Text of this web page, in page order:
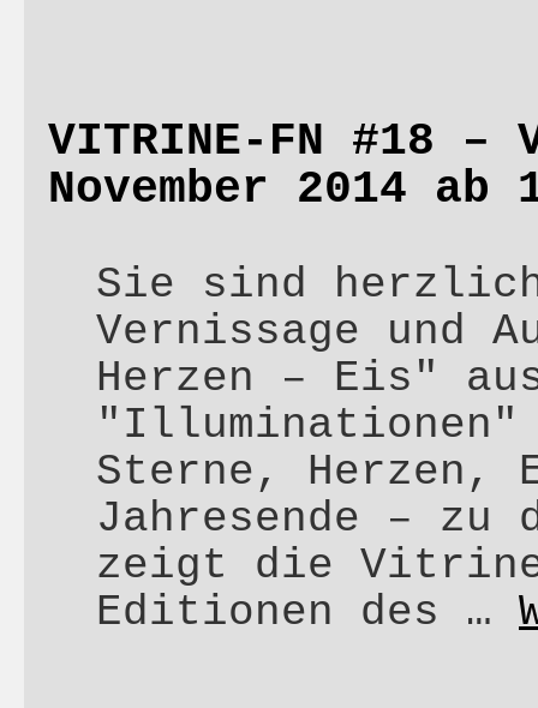
VITRINE-FN #18 –
November 2014 ab
Sie sind
Vernissage und
Herzen – Eis"
"Illuminationen"
Sterne, Herzen,
Jahresende – zu
zeigt die
Editionen des …